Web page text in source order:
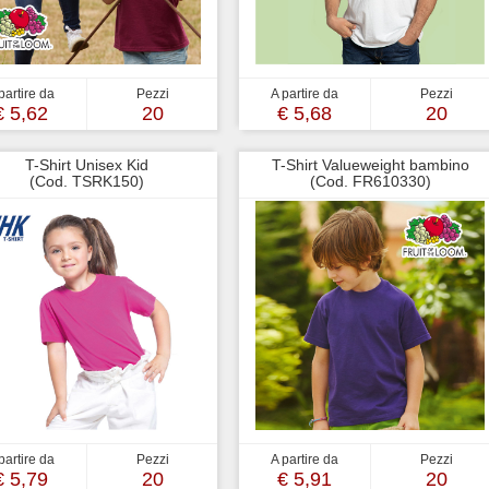
da
5,62
Pezzi
20
A partire da
€ 5,68
Pezzi
20
T-Shirt Unisex Kid
(Cod. TSRK150)
da
5,79
Pezzi
20
T-Shirt Valueweight bambino
(Cod. FR610330)
A partire da
€ 5,91
Pezzi
20